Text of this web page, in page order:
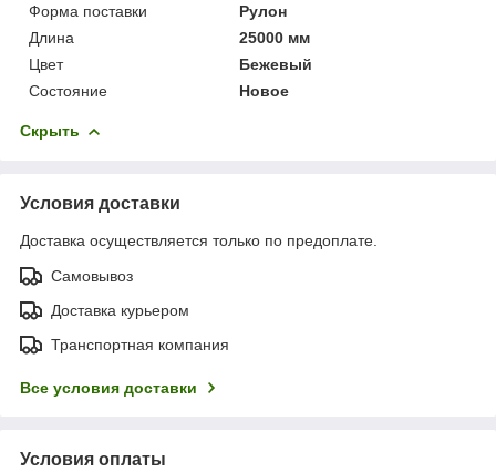
Форма поставки
Рулон
Длина
25000 мм
Цвет
Бежевый
Состояние
Новое
Скрыть
Условия доставки
Доставка осуществляется только по предоплате.
Самовывоз
Доставка курьером
Транспортная компания
Все условия доставки
Условия оплаты